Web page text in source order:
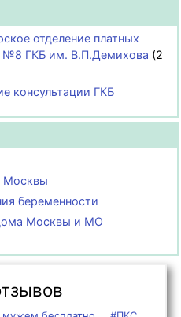
отделение платных
№8 ГКБ им. В.П.Демихова (2
консультации ГКБ
Москвы
беременности
Москвы и МО